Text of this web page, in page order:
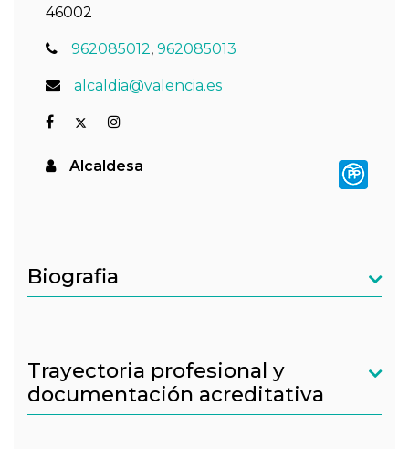
46002
962085012,962085013
alcaldia@valencia.es
Alcaldesa
Biografia
Trayectoria profesional y
documentación acreditativa